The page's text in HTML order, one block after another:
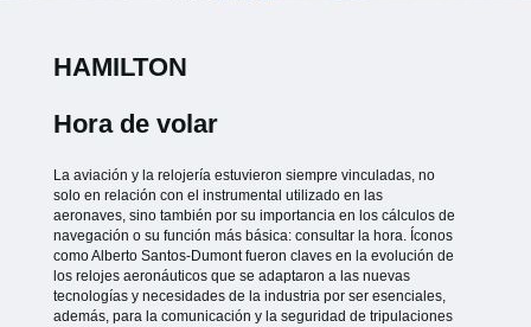
HAMILTON
Hora de volar
La aviación y la relojería estuvieron siempre vinculadas, no
solo en relación con el instrumental utilizado en las
aeronaves, sino también por su importancia en los cálculos de
navegación o su función más básica: consultar la hora. Íconos
como Alberto Santos-Dumont fueron claves en la evolución de
los relojes aeronáuticos que se adaptaron a las nuevas
tecnologías y necesidades de la industria por ser esenciales,
además, para la comunicación y la seguridad de tripulaciones